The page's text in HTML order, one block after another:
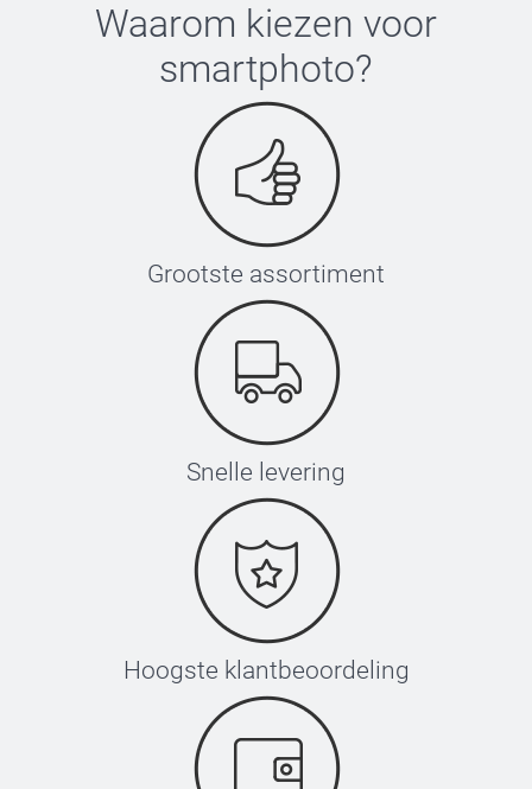
Waarom kiezen voor
smartphoto?
Grootste assortiment
Snelle levering
Hoogste klantbeoordeling